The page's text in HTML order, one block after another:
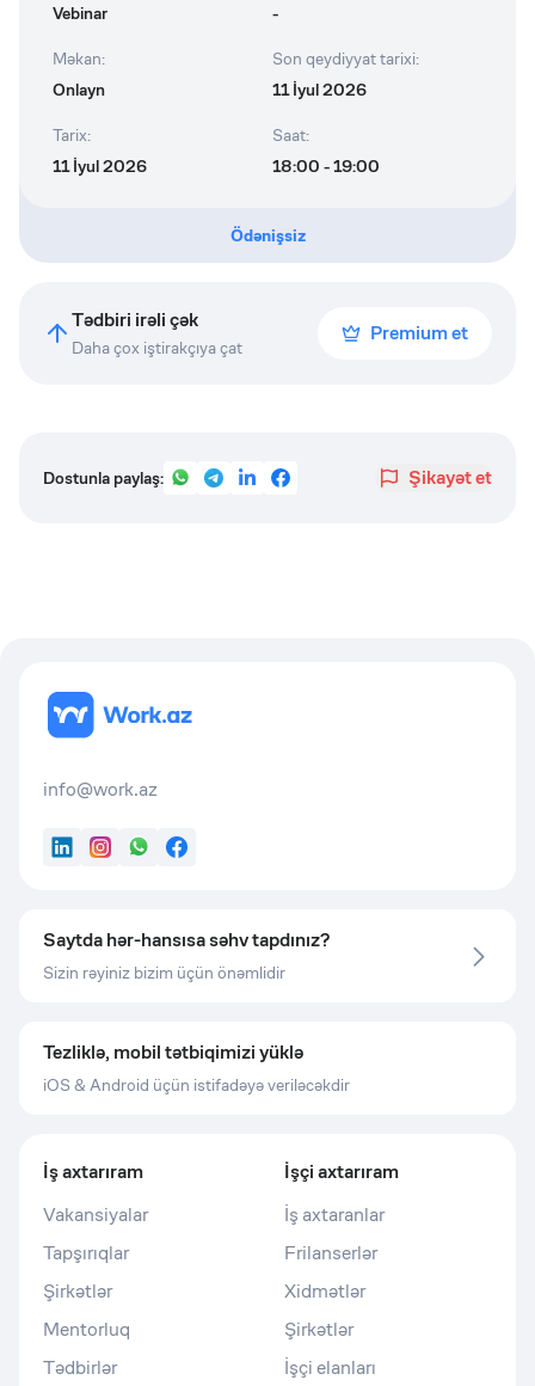
Vebinar
-
Məkan:
Onlayn
Son qeydiyyat tarixi:
11 İyul 2026
Tarix:
11 İyul 2026
Saat:
18:00 - 19:00
Ödənişsiz
Tədbiri irəli çək
Daha çox iştirakçıya çat
Premium et
Dostunla paylaş: Şikayət et
info@work.az
LinkedInInstagram
WhatsApp
Facebook
Saytda hər-hansısa səhv tapdınız?
Sizin rəyiniz bizim üçün önəmlidir
Tezliklə, mobil tətbiqimizi yüklə
iOS & Android üçün istifadəyə veriləcəkdir
İş axtarıram
Vakansiyalar
Tapşırıqlar
Şirkətlər
Mentorluq
Tədbirlər
İşçi axtarıram
İş axtaranlar
Frilanserlər
Xidmətlər
Şirkətlər
İşçi elanları